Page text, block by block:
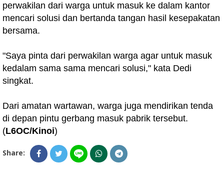
perwakilan dari warga untuk masuk ke dalam kantor
mencari solusi dan bertanda tangan hasil kesepakatan
bersama.
"Saya pinta dari perwakilan warga agar untuk masuk
kedalam sama sama mencari solusi," kata Dedi
singkat.
Dari amatan wartawan, warga juga mendirikan tenda
di depan pintu gerbang masuk pabrik tersebut.
(L6OC/Kinoi)
Share: